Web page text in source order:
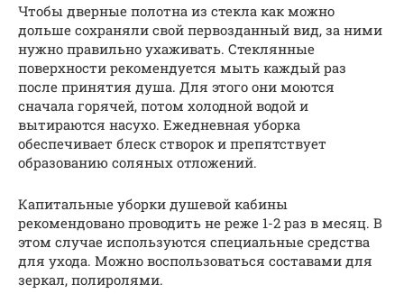
Чтобы дверные полотна из стекла как можно
дольше сохраняли свой первозданный вид, за ними
нужно правильно ухаживать. Стеклянные
поверхности рекомендуется мыть каждый раз
после принятия душа. Для этого они моются
сначала горячей, потом холодной водой и
вытираются насухо. Ежедневная уборка
обеспечивает блеск створок и препятствует
образованию соляных отложений.
Капитальные уборки душевой кабины
рекомендовано проводить не реже 1-2 раз в месяц. В
этом случае используются специальные средства
для ухода. Можно воспользоваться составами для
зеркал, полиролями.